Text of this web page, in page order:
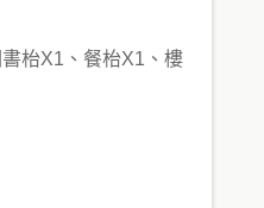
枱X1、餐枱X1、樓